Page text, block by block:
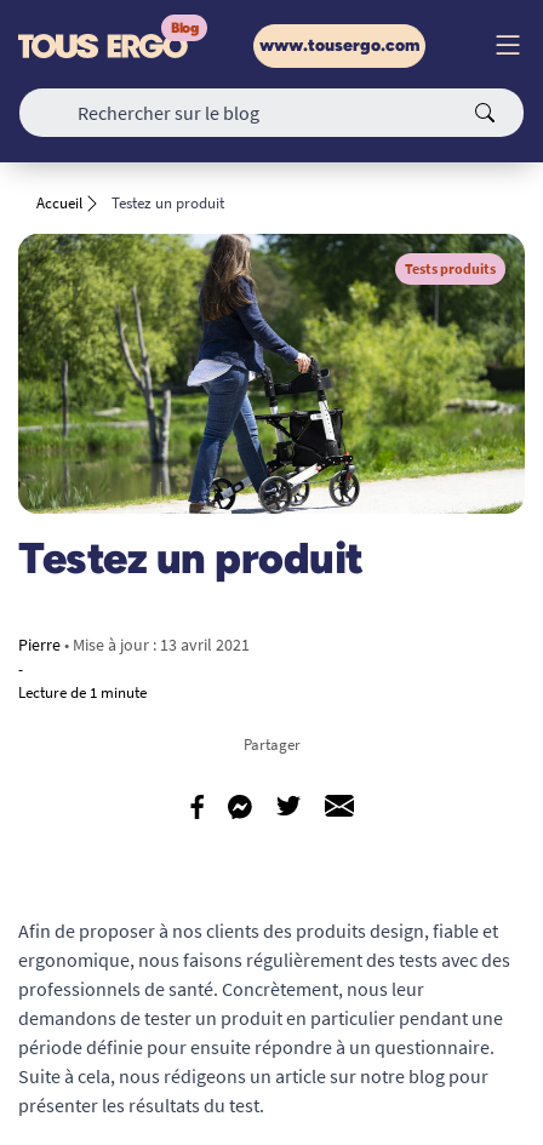
www.tousergo.com
Accueil Testez un produit
Testez un produit
Pierre• Mise à jour : 13 avril 2021
-
Lecture de 1 minute
Partager
Tests produits
Afin de proposer à nos clients des produits design, fiable et
ergonomique, nous faisons régulièrement des tests avec des
professionnels de santé. Concrètement, nous leur
demandons de tester un produit en particulier pendant une
période définie pour ensuite répondre à un questionnaire.
Suite à cela, nous rédigeons un article sur notre blog pour
présenter les résultats du test.